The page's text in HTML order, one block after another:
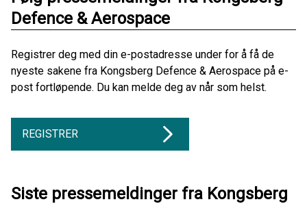
Defence & Aerospace
Registrer deg med din e-postadresse under for å få de
nyeste sakene fra Kongsberg Defence & Aerospace på e-
post fortløpende. Du kan melde deg av når som helst.
REGISTRER
Siste pressemeldinger fra Kongsberg